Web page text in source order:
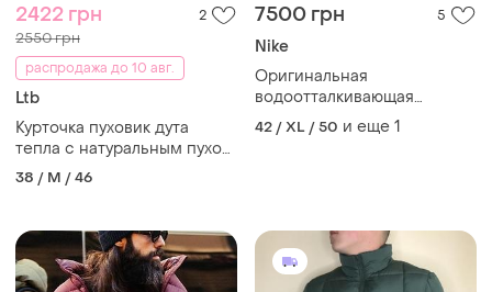
2422 грн 2
2550 грн
распродажа до 10 авг.
Ltb
Курточка пуховик дута
тепла с натуральным пухом
1920b размер s-m
38 / M / 46
7500 грн 5
Nike
Оригинальная
водоотталкивающая
утепленная дутая мужская
куртка пуховик nike,
42 / XL / 50 и еще 1